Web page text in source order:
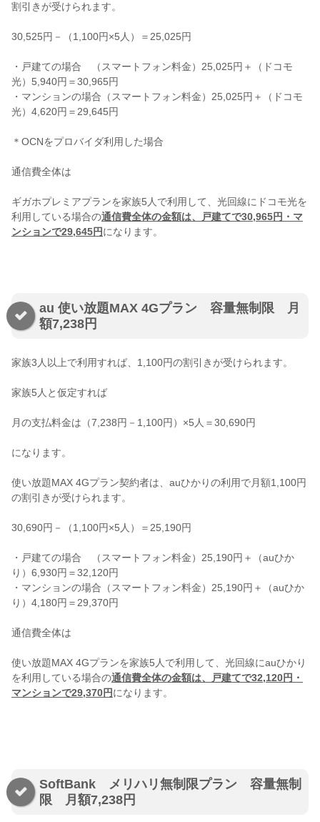
割引きが受けられます。
30,525円－（1,100円×5人）＝25,025円
・戸建ての場合 （スマートフォン料金）25,025円＋（ドコモ
光）5,940円＝30,965円
・マンションの場合（スマートフォン料金）25,025円＋（ドコモ
光）4,620円＝29,645円
＊OCNをプロバイダ利用した場合
通信費全体は
ギガホプレミアプランを家族5人で利用して、光回線にドコモ光を
利用している場合の通信費全体の金額は、戸建てで30,965円・マ
ンションで29,645円になります。
au 使い放題MAX 4Gプラン 容量無制限 月
額7,238円
家族3人以上で利用すれば、1,100円の割引きが受けられます。
家族5人と仮定すれば
月の支払料金は（7,238円－1,100円）×5人＝30,690円
になります。
使い放題MAX 4Gプラン契約者は、auひかりの利用で月額1,100円
の割引きが受けられます。
30,690円－（1,100円×5人）＝25,190円
・戸建ての場合 （スマートフォン料金）25,190円＋（auひか
り）6,930円＝32,120円
・マンションの場合（スマートフォン料金）25,190円＋（auひか
り）4,180円＝29,370円
通信費全体は
使い放題MAX 4Gプランを家族5人で利用して、光回線にauひかり
を利用している場合の通信費全体の金額は、戸建てで32,120円・
マンションで29,370円になります。
SoftBank メリハリ無制限プラン 容量無制
限 月額7,238円